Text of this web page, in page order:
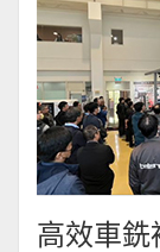
高效車銑